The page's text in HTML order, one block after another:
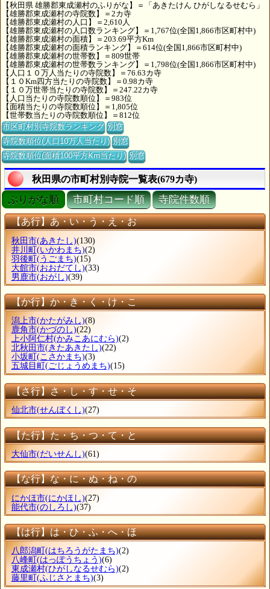
【秋田県 雄勝郡東成瀬村のふりがな】＝「あきたけん ひがしなるせむら」
【雄勝郡東成瀬村の寺院数】＝2カ寺
【雄勝郡東成瀬村の人口】＝2,610人
【雄勝郡東成瀬村の人口数ランキング】＝1,767位(全国1,866市区町村中)
【雄勝郡東成瀬村の面積】＝203.69平方Km
【雄勝郡東成瀬村の面積ランキング】＝614位(全国1,866市区町村中)
【雄勝郡東成瀬村の世帯数】＝809世帯
【雄勝郡東成瀬村の世帯数ランキング】＝1,798位(全国1,866市区町村中)
【人口１０万人当たりの寺院数】＝76.63カ寺
【１０Km四方当たりの寺院数】＝0.98カ寺
【１０万世帯当たりの寺院数】＝247.22カ寺
【人口当たりの寺院数順位】＝983位
【面積当たりの寺院数順位】＝1,805位
【世帯数当たりの寺院数順位】＝812位
市区町村別寺院数ランキング 別窓
寺院数順位(人口10万人当たり) 別窓
寺院数順位(面積100平方Km当たり) 別窓
秋田県の市町村別寺院一覧表(679カ寺)
ぶりがな順 市町村コード順 寺院件数順
【あ行】あ・い・う・え・お
秋田市(あきたし)(130)
井川町(いかわまち)(2)
羽後町(うごまち)(15)
大館市(おおだてし)(33)
男鹿市(おがし)(39)
【か行】か・き・く・け・こ
潟上市(かたがみし)(8)
鹿角市(かづのし)(22)
上小阿仁村(かみこあにむら)(2)
北秋田市(きたあきたし)(22)
小坂町 (こさかまち)(3)
五城目町 (ごじょうめまち)(15)
【さ行】さ・し・す・せ・そ
仙北市(せんぼくし)(27)
【た行】た・ち・つ・て・と
大仙市(だいせんし)(61)
【な行】な・に・ぬ・ね・の
にかほ市(にかほし)(27)
能代市(のしろし)(37)
【は行】は・ひ・ふ・へ・ほ
八郎潟町 (はちろうがたまち)(2)
八峰町 (はっぽうちょう)(6)
東成瀬村(ひがしなるせむら)(2)
藤里町 (ふじさとまち)(3)